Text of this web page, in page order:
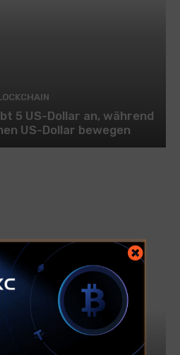
5 US-Dollar an, während
US-Dollar bewegen